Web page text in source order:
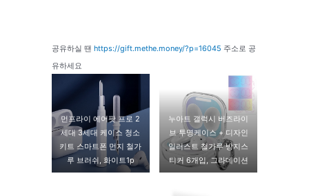
공유하실 땐 https://gift.methe.money/?p=16045 주소로 공
유하세요
먼프라이 에어팟 프로 2
세대 3세대 케이스 청소
키트 스마트폰 먼지 철가
루 브러쉬, 화이트1p
누아트 갤럭시 버즈라이
브 투명케이스 + 디자인
일러스트 철가루 방지스
티커 6개입, 그라데이션